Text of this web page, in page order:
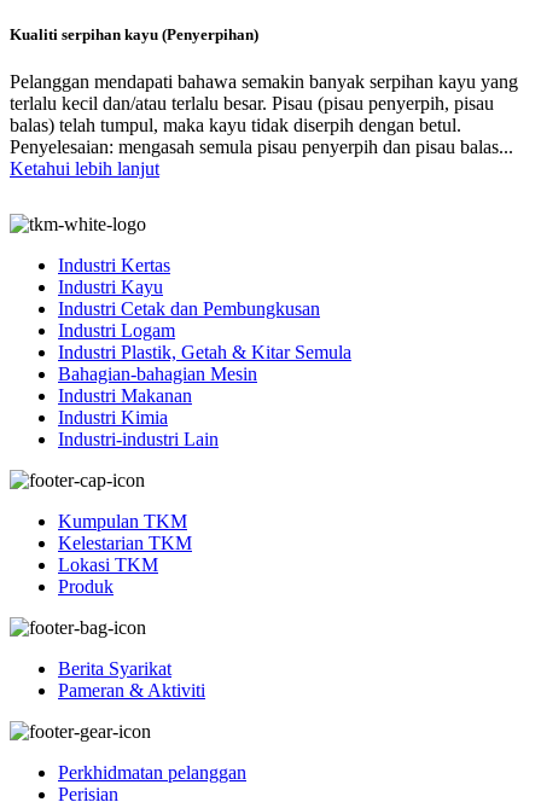
Kualiti serpihan kayu (Penyerpihan)
Pelanggan mendapati bahawa semakin banyak serpihan kayu yang
terlalu kecil dan/atau terlalu besar. Pisau (pisau penyerpih, pisau
balas) telah tumpul, maka kayu tidak diserpih dengan betul.
Penyelesaian: mengasah semula pisau penyerpih dan pisau balas...
Ketahui lebih lanjut
Industri Kertas
Industri Kayu
Industri Cetak dan Pembungkusan
Industri Logam
Industri Plastik, Getah & Kitar Semula
Bahagian-bahagian Mesin
Industri Makanan
Industri Kimia
Industri-industri Lain
Kumpulan TKM
Kelestarian TKM
Lokasi TKM
Produk
Berita Syarikat
Pameran & Aktiviti
Perkhidmatan pelanggan
Perisian